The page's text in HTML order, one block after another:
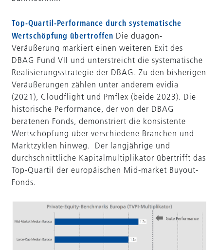
Top-Quartil-Performance durch systematische
Wertschöpfung übertroffen Die duagon-
Veräußerung markiert einen weiteren Exit des
DBAG Fund VII und unterstreicht die systematische
Realisierungsstrategie der DBAG. Zu den bisherigen
Veräußerungen zählen unter anderem evidia
(2021), Cloudflight und Pmflex (beide 2023). Die
historische Performance, der von der DBAG
beratenen Fonds, demonstriert die konsistente
Wertschöpfung über verschiedene Branchen und
Marktzyklen hinweg. Der langjährige und
durchschnittliche Kapitalmultiplikator übertrifft das
Top-Quartil der europäischen Mid-market Buyout-
Fonds.